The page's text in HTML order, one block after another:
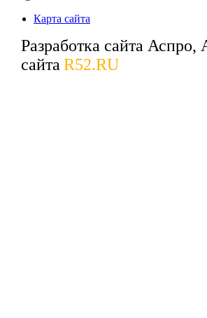
Карта сайта
Разработка сайта Аспро,
сайта R52.RU